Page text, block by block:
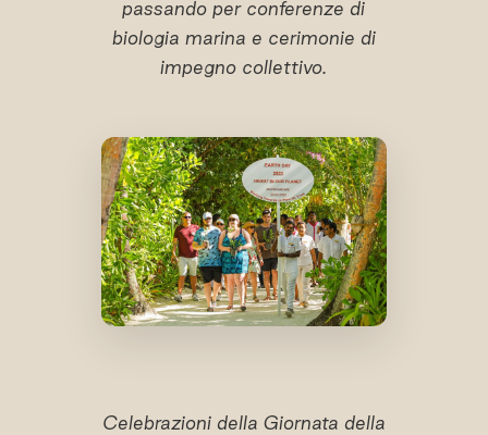
passando per conferenze di
biologia marina e cerimonie di
impegno collettivo.
Celebrazioni della Giornata della